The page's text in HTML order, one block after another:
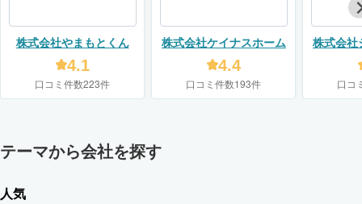
株式会社やまもとくん
4.1
口コミ件数223件
株式会社ケイナスホーム
4.4
口コミ件数193件
株式会社
口コ
テーマから会社を探す
人気